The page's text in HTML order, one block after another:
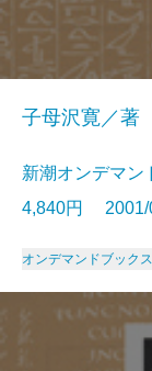
子母沢寛／著
新潮オンデマ
4,840円 2001/
オンデマンドブックス